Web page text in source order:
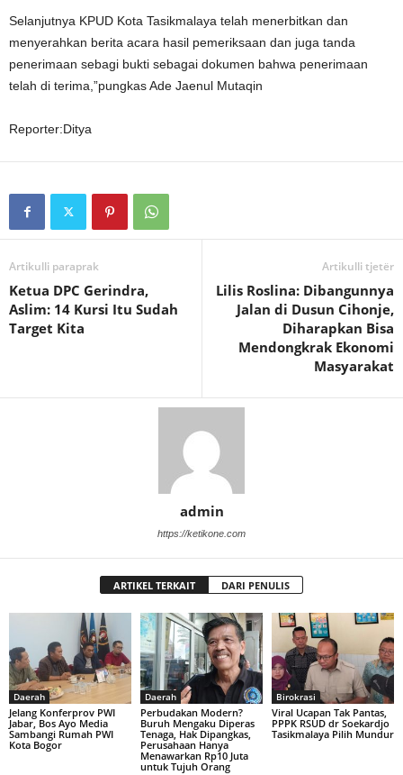
Selanjutnya KPUD Kota Tasikmalaya telah menerbitkan dan
menyerahkan berita acara hasil pemeriksaan dan juga tanda
penerimaan sebagi bukti sebagai dokumen bahwa penerimaan
telah di terima,”pungkas Ade Jaenul Mutaqin
Reporter:Ditya
Artikulli paraprak
Ketua DPC Gerindra,
Aslim: 14 Kursi Itu Sudah
Target Kita
Artikulli tjetër
Lilis Roslina: Dibangunnya
Jalan di Dusun Cihonje,
Diharapkan Bisa
Mendongkrak Ekonomi
Masyarakat
admin
https://ketikone.com
ARTIKEL TERKAIT DARI PENULIS
Daerah
Jelang Konferprov PWI
Jabar, Bos Ayo Media
Sambangi Rumah PWI
Kota Bogor
Daerah
Perbudakan Modern?
Buruh Mengaku Diperas
Tenaga, Hak Dipangkas,
Perusahaan Hanya
Menawarkan Rp10 Juta
untuk Tujuh Orang
Birokrasi
Viral Ucapan Tak Pantas,
PPPK RSUD dr Soekardjo
Tasikmalaya Pilih Mundur